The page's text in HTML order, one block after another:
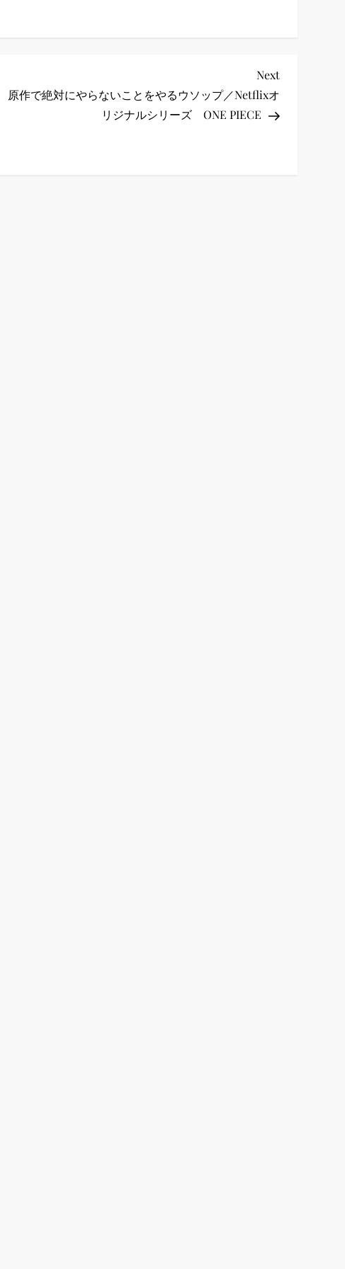
Next
Post
Next
原作で絶対にやらないことをやるウソップ／Netflixオ
リジナルシリーズ ONE PIECE